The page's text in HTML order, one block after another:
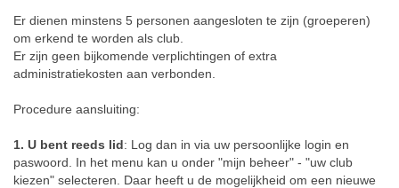
Clubs
Aangesloten
clubs
Aansluiten
als
nieuwe
club
Er dienen minstens 5 personen aangesloten te zijn (groeperen)
om erkend te worden als club.
Er zijn geen bijkomende verplichtingen of extra
administratiekosten aan verbonden.
Procedure aansluiting:
1. U bent reeds lid: Log dan in via uw persoonlijke login en
paswoord. In het menu kan u onder "mijn beheer" - "uw club
kiezen" selecteren. Daar heeft u de mogelijkheid om een nieuwe